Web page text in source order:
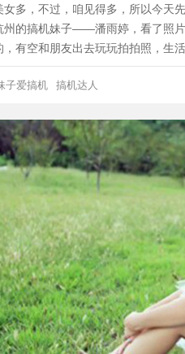
多，不过，咱见得多，所以今天
州的搞机妹子——潘雨婷，看了照
有空和朋友出去玩玩拍拍照，生
子爱搞机 搞机达人